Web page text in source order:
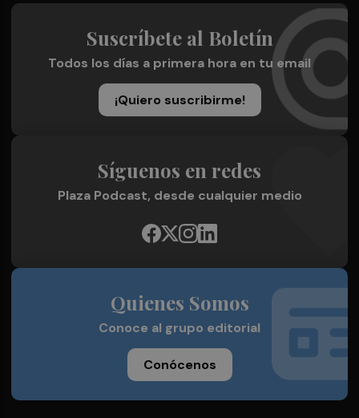
Suscríbete al Boletín
Todos los días a primera hora en tu email
¡Quiero suscribirme!
Síguenos en redes
Plaza Podcast, desde cualquier medio
Quienes Somos
Conoce al grupo editorial
Conócenos